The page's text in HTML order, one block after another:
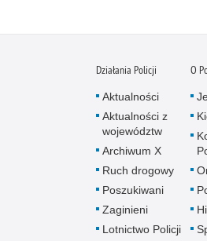
Działania Policji
Aktualności
Aktualności z
województw
Archiwum X
Ruch drogowy
Poszukiwani
Zaginieni
Lotnictwo Policji
O